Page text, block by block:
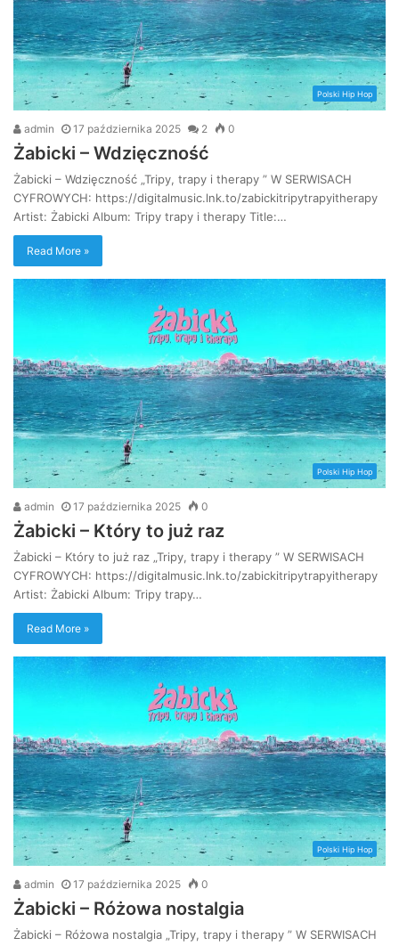
Polski Hip Hop
admin 17 października 2025 2 0
Żabicki – Wdzięczność
Żabicki – Wdzięczność „Tripy, trapy i therapy ” W SERWISACH
CYFROWYCH: https://digitalmusic.lnk.to/zabickitripytrapyitherapy
Artist: Żabicki Album: Tripy trapy i therapy Title:…
Read More »
Polski Hip Hop
admin 17 października 2025 0
Żabicki – Który to już raz
Żabicki – Który to już raz „Tripy, trapy i therapy ” W SERWISACH
CYFROWYCH: https://digitalmusic.lnk.to/zabickitripytrapyitherapy
Artist: Żabicki Album: Tripy trapy…
Read More »
Polski Hip Hop
admin 17 października 2025 0
Żabicki – Różowa nostalgia
Żabicki – Różowa nostalgia „Tripy, trapy i therapy ” W SERWISACH